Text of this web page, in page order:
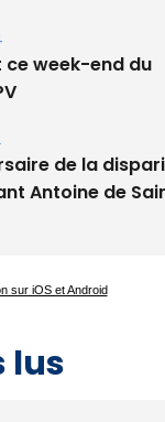
Antoine de Saint